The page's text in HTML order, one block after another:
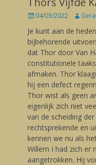
Posted
04/03/2022 Author
Je kunt aan de
bijbehorende
dat Thor door Van
constitutionele
afmaken. Thor
hij een defect
Thor wist als geen
eigenlijk zich niet
van de scheiding
rechtsprekende en
kennen we nu als
Willem I had zich er
aangetrokken. Hij